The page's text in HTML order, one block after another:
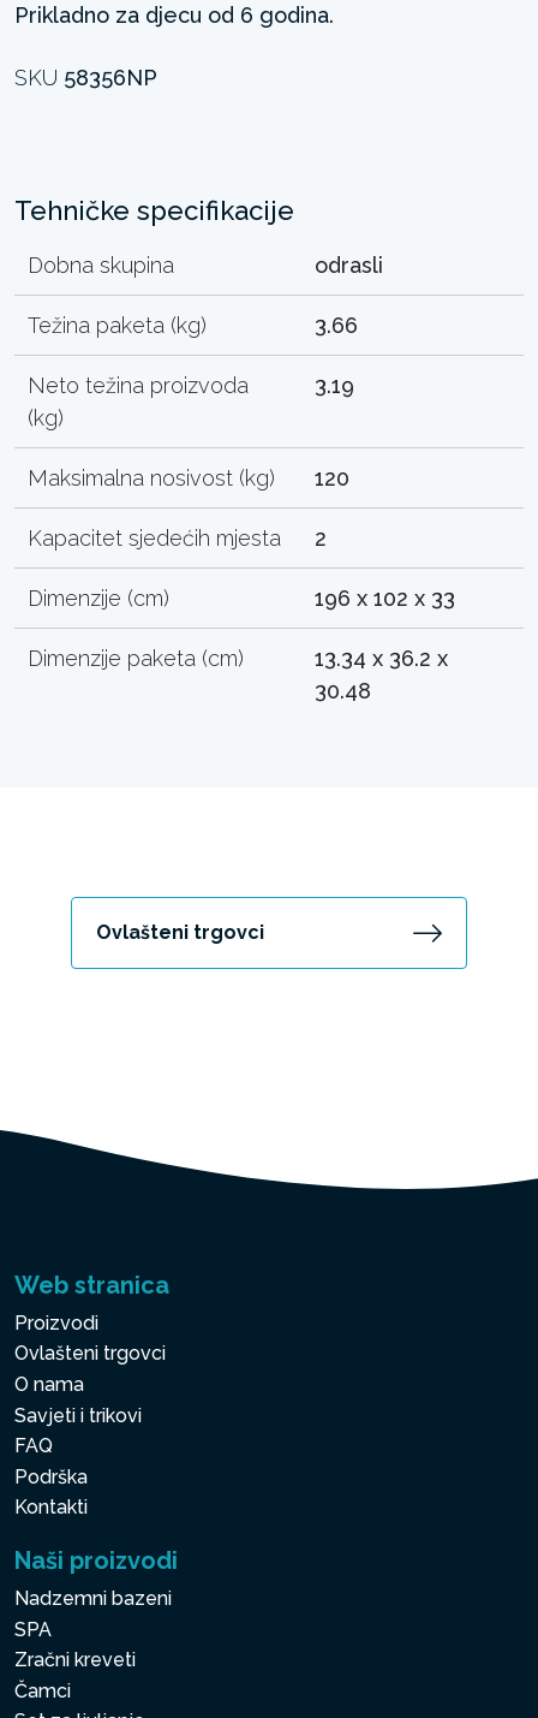
Prikladno za djecu od 6 godina.
SKU 58356NP
Tehničke specifikacije
Dobna skupina odrasli
Težina paketa (kg) 3.66
Neto težina proizvoda
(kg)
3.19
Maksimalna nosivost (kg) 120
Kapacitet sjedećih mjesta 2
Dimenzije (cm) 196 x 102 x 33
Dimenzije paketa (cm)
13.34 x 36.2 x
30.48
Ovlašteni trgovci
Web stranica
Proizvodi
Ovlašteni trgovci
O nama
Savjeti i trikovi
FAQ
Podrška
Kontakti
Naši proizvodi
Nadzemni bazeni
SPA
Zračni kreveti
Čamci